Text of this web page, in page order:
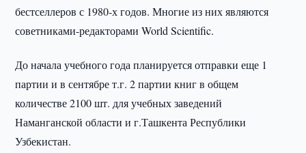
бестселлеров с 1980-х годов. Многие из них являются
советниками-редакторами World Scientific.
До начала учебного года планируется отправки еще 1
партии и в сентябре т.г. 2 партии книг в общем
количестве 2100 шт. для учебных заведений
Наманганской области и г.Ташкента Республики
Узбекистан.